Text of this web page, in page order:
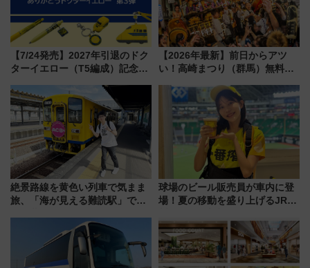
【7/24発売】2027年引退のドク
ターイエロー（T5編成）記念グ
送の目覚まし時計など通販・販
売店舗まとめ
【2026年最新】前日からアツ
い！高崎まつり（群馬）無料観
しまで
絶景路線を黄色い列車で気まま
旅、「海が見える難読駅」で幸
「新・鉄道ひとり旅」279回目
の舞台は「島原鉄道」
球場のビール販売員が車内に登
場！夏の移動を盛り上げるJR九
月7日限定 ソフトバンクホーク
スとコラボ